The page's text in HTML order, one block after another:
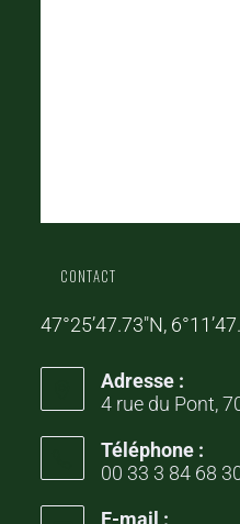
CONTACT
47°25’47.73″N,
Adresse :
4 rue du Pont,
Téléphone :
00 33 3 84 68
E-mail :